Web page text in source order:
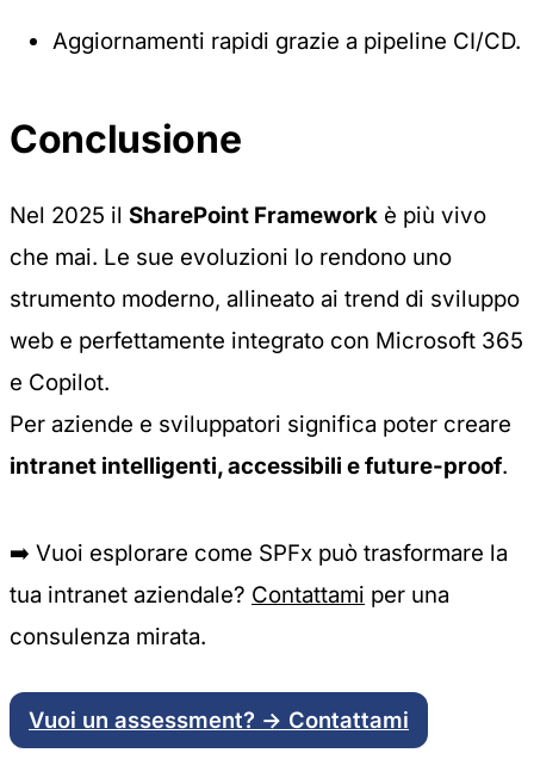
Aggiornamenti rapidi grazie a pipeline CI/CD.
Conclusione
Nel 2025 il SharePoint Framework è più vivo
che mai. Le sue evoluzioni lo rendono uno
strumento moderno, allineato ai trend di sviluppo
web e perfettamente integrato con Microsoft 365
e Copilot.
Per aziende e sviluppatori significa poter creare
intranet intelligenti, accessibili e future-proof.
➡️ Vuoi esplorare come SPFx può trasformare la
tua intranet aziendale? Contattami per una
consulenza mirata.
Vuoi un assessment? → Contattami